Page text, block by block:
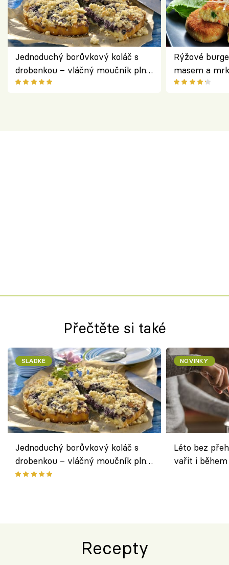
Jednoduchý borůvkový koláč s
drobenkou – vláčný moučník plný
ovoce
Rýžové
masem a
salátem –
Přečtěte si také
SLADKÉ
Jednoduchý borůvkový koláč s
drobenkou – vláčný moučník plný
ovoce
NOVINKY
Léto bez
vařit i
Recepty